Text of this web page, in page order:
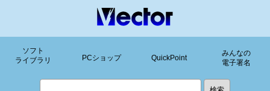
ソフト
ライブラリ
PCショップ QuickPoint
みんなの
電子署名